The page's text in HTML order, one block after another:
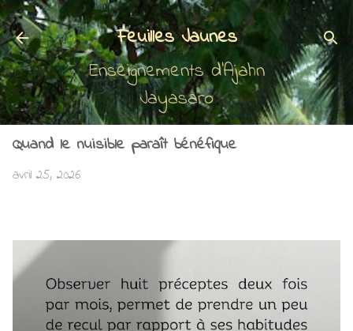
Accéder au contenu principal
Feuilles Jaunes
Enseignements d'Ajahn
Jayasaro
Quand le nuisible paraît bénéfique
avril 25, 2026